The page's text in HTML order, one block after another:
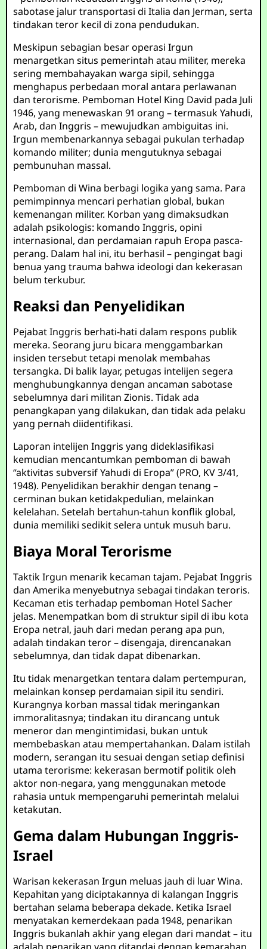
sabotase jalur transportasi di Italia dan Jerman, serta
tindakan teror kecil di zona pendudukan.
Meskipun sebagian besar operasi Irgun
menargetkan situs pemerintah atau militer, mereka
sering membahayakan warga sipil, sehingga
menghapus perbedaan moral antara perlawanan
dan terorisme. Pemboman Hotel King David pada Juli
1946, yang menewaskan 91 orang – termasuk Yahudi,
Arab, dan Inggris – mewujudkan ambiguitas ini.
Irgun membenarkannya sebagai pukulan terhadap
komando militer; dunia mengutuknya sebagai
pembunuhan massal.
Pemboman di Wina berbagi logika yang sama. Para
pemimpinnya mencari perhatian global, bukan
kemenangan militer. Korban yang dimaksudkan
adalah psikologis: komando Inggris, opini
internasional, dan perdamaian rapuh Eropa pasca-
perang. Dalam hal ini, itu berhasil – pengingat bagi
benua yang trauma bahwa ideologi dan kekerasan
belum terkubur.
Reaksi dan Penyelidikan
Pejabat Inggris berhati-hati dalam respons publik
mereka. Seorang juru bicara menggambarkan
insiden tersebut tetapi menolak membahas
tersangka. Di balik layar, petugas intelijen segera
menghubungkannya dengan ancaman sabotase
sebelumnya dari militan Zionis. Tidak ada
penangkapan yang dilakukan, dan tidak ada pelaku
yang pernah diidentifikasi.
Laporan intelijen Inggris yang dideklasifikasi
kemudian mencantumkan pemboman di bawah
“aktivitas subversif Yahudi di Eropa” (PRO, KV 3/41,
1948). Penyelidikan berakhir dengan tenang –
cerminan bukan ketidakpedulian, melainkan
kelelahan. Setelah bertahun-tahun konflik global,
dunia memiliki sedikit selera untuk musuh baru.
Biaya Moral Terorisme
Taktik Irgun menarik kecaman tajam. Pejabat Inggris
dan Amerika menyebutnya sebagai tindakan teroris.
Kecaman etis terhadap pemboman Hotel Sacher
jelas. Menempatkan bom di struktur sipil di ibu kota
Eropa netral, jauh dari medan perang apa pun,
adalah tindakan teror – disengaja, direncanakan
sebelumnya, dan tidak dapat dibenarkan.
Itu tidak menargetkan tentara dalam pertempuran,
melainkan konsep perdamaian sipil itu sendiri.
Kurangnya korban massal tidak meringankan
immoralitasnya; tindakan itu dirancang untuk
meneror dan mengintimidasi, bukan untuk
membebaskan atau mempertahankan. Dalam istilah
modern, serangan itu sesuai dengan setiap definisi
utama terorisme: kekerasan bermotif politik oleh
aktor non-negara, yang menggunakan metode
rahasia untuk mempengaruhi pemerintah melalui
ketakutan.
Gema dalam Hubungan Inggris-
Israel
Warisan kekerasan Irgun meluas jauh di luar Wina.
Kepahitan yang diciptakannya di kalangan Inggris
bertahan selama beberapa dekade. Ketika Israel
menyatakan kemerdekaan pada 1948, penarikan
Inggris bukanlah akhir yang elegan dari mandat – itu